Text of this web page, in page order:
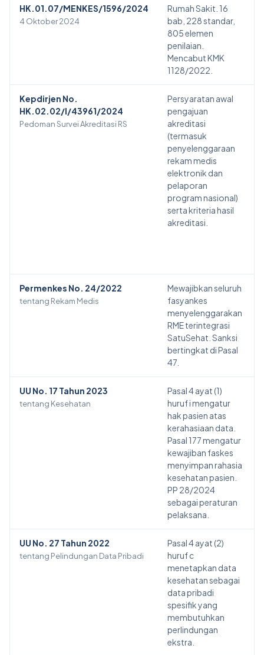
HK.01.07/MENKES/1596/2024
4 Oktober 2024
Rumah Sakit. 16
bab, 228 standar,
805 elemen
penilaian.
Mencabut KMK
1128/2022.
Kepdirjen No.
HK.02.02/I/43961/2024
Pedoman Survei Akreditasi RS
Persyaratan awal
pengajuan
akreditasi
(termasuk
penyelenggaraan
rekam medis
elektronik dan
pelaporan
program nasional)
serta kriteria hasil
akreditasi.
Permenkes No. 24/2022
tentang Rekam Medis
Mewajibkan seluruh
fasyankes
menyelenggarakan
RME terintegrasi
SatuSehat. Sanksi
bertingkat di Pasal
47.
UU No. 17 Tahun 2023
tentang Kesehatan
Pasal 4 ayat (1)
huruf i mengatur
hak pasien atas
kerahasiaan data.
Pasal 177 mengatur
kewajiban faskes
menyimpan rahasia
kesehatan pasien.
PP 28/2024
sebagai peraturan
pelaksana.
UU No. 27 Tahun 2022
tentang Pelindungan Data Pribadi
Pasal 4 ayat (2)
huruf c
menetapkan data
kesehatan sebagai
data pribadi
spesifik yang
membutuhkan
perlindungan
ekstra.